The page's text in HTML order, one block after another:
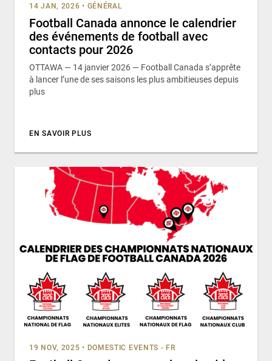
14 JAN, 2026 • GÉNÉRAL
Football Canada annonce le calendrier
des événements de football avec
contacts pour 2026
OTTAWA — 14 janvier 2026 — Football Canada s’apprête
à lancer l’une de ses saisons les plus ambitieuses depuis
plus
EN SAVOIR PLUS
19 NOV, 2025 • DOMESTIC EVENTS - FR